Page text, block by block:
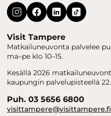
Visit Tampere
Matkailuneuvonta palvelee
ma–pe klo 10–15.
Kesällä 2026
kaupungin palvelupisteellä
Puh. 03 5656 6800
visittampere@visittampere.fi